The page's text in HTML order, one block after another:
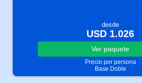
desde
USD 1.026
Ver paquete
Precio por persona
Base Doble